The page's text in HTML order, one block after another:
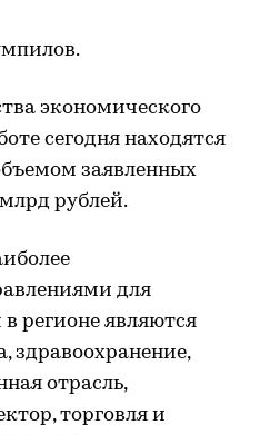
экономического
сегодня находятся
заявленных
рублей.
для
регионе являются
здравоохранение,
отрасль,
торговля и